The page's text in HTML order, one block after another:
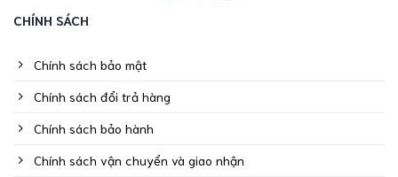
CHÍNH SÁCH
Chính sách bảo mật
Chính sách đổi trả hàng
Chính sách bảo hành
Chính sách vận chuyển và giao nhận